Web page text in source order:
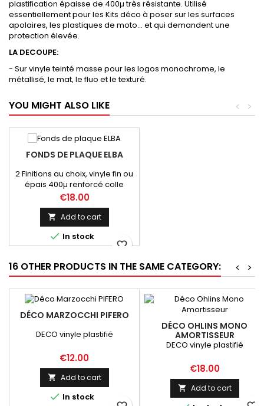
plastification épaisse de 400µ très résistante. Utilisé
essentiellement pour les Kits déco à poser sur les surfaces
apolaires, les plastiques de moto... et qui demandent une
protection élevée.
LA DECOUPE:
- Sur vinyle teinté masse pour les logos monochrome, le
métallisé, le mat, le fluo et le texturé.
YOU MIGHT ALSO LIKE >
<
FONDS DE PLAQUE ELBA
2 Finitions au choix, vinyle fin ou
épais 400µ renforcé colle
supergrip
Price
€18.00
 Add to cart
 In stock
favorite_border
16 OTHER PRODUCTS IN THE SAME CATEGORY: >
<
DÉCO MARZOCCHI PIFERO
DECO vinyle plastifié
Price
€12.00
 Add to cart
 In stock
DÉCO OHLINS MONO
AMORTISSEUR
DECO vinyle plastifié
Price
€18.00
 Add to cart